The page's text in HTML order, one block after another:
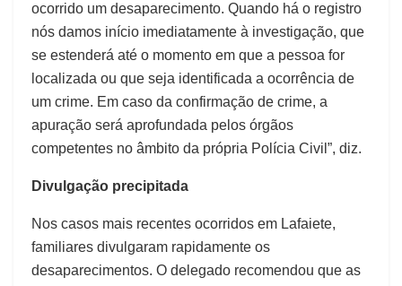
ocorrido um desaparecimento. Quando há o registro
nós damos início imediatamente à investigação, que
se estenderá até o momento em que a pessoa for
localizada ou que seja identificada a ocorrência de
um crime. Em caso da confirmação de crime, a
apuração será aprofundada pelos órgãos
competentes no âmbito da própria Polícia Civil”, diz.
Divulgação precipitada
Nos casos mais recentes ocorridos em Lafaiete,
familiares divulgaram rapidamente os
desaparecimentos. O delegado recomendou que as